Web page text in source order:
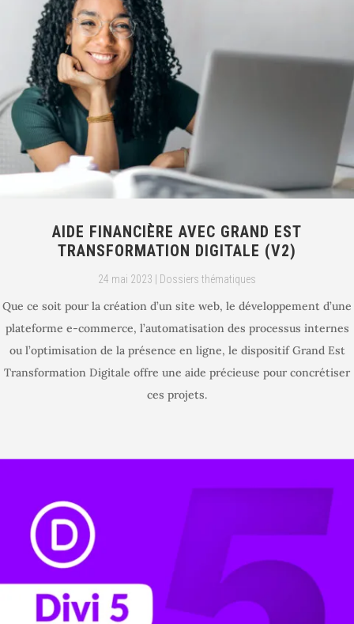
AIDE FINANCIÈRE AVEC GRAND EST
TRANSFORMATION DIGITALE (V2)
24 mai 2023 Dossiers thématiques
Que ce soit pour la création d’un site web, le développement d’une
plateforme e-commerce, l’automatisation des processus internes
ou l’optimisation de la présence en ligne, le dispositif Grand Est
Transformation Digitale offre une aide précieuse pour concrétiser
ces projets.